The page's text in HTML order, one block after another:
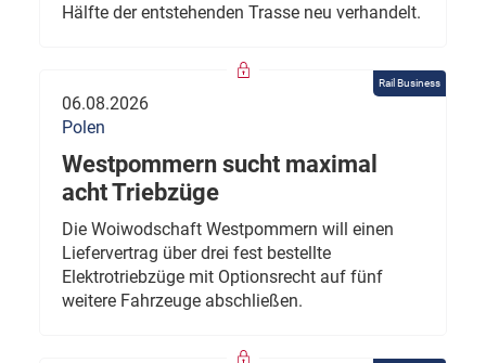
Hälfte der entstehenden Trasse neu verhandelt.
Rail Business
06.08.2026
Polen
Westpommern sucht maximal
acht Triebzüge
Die Woiwodschaft Westpommern will einen
Liefervertrag über drei fest bestellte
Elektrotriebzüge mit Optionsrecht auf fünf
weitere Fahrzeuge abschließen.